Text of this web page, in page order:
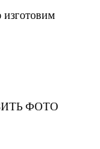
изготовим
ФОТО